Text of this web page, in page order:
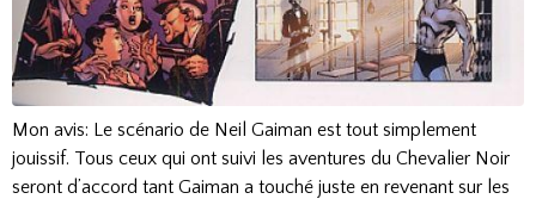
Mon avis: Le scénario de Neil Gaiman est tout simplement
jouissif. Tous ceux qui ont suivi les aventures du Chevalier Noir
seront d’accord tant Gaiman a touché juste en revenant sur les